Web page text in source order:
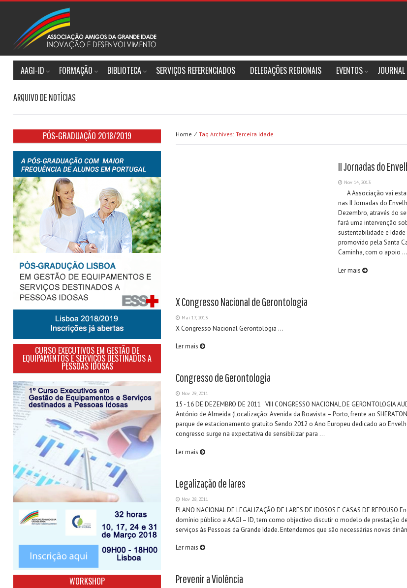
AAGI-ID FORMAÇÃO BIBLIOTECA SERVIÇOS REFERENCIADOS DELEGAÇÕES REGIONAIS EVENTOS
ARQUIVO DE NOTÍCIAS
PÓS-GRADUAÇÃO 2018/2019
CURSO EXECUTIVOS EM GESTÃO DE
EQUIPAMENTOS E SERVIÇOS DESTINADOS A
PESSOAS IDOSAS
WORKSHOP
Home ⁄ Tag Archives: Terceira Idade
II Jornadas do
Nov 14, 2013
A Associação vai
nas II Jornadas do
Dezembro, através do
fará uma intervenção
sustentabilidade e
promovido pela Santa
Caminha, com o apoio ...
Ler mais
X Congresso Nacional de Gerontologia
Mai 17, 2013
X Congresso Nacional Gerontologia ...
Ler mais
Congresso de Gerontologia
Nov 29, 2011
15 - 16 DE DEZEMBRO DE 2011 VIII CONGRESSO NACIONAL DE GERONTOLOGIA
António de Almeida (Localização: Avenida da Boavista – Porto, frente ao
parque de estacionamento gratuito Sendo 2012 o Ano Europeu dedicado ao
congresso surge na expectativa de sensibilizar para ...
Ler mais
Legalização de lares
Nov 28, 2011
PLANO NACIONAL DE LEGALIZAÇÃO DE LARES DE IDOSOS E CASAS DE
domínio público a AAGI – ID, tem como objectivo discutir o modelo de prestação
serviços às Pessoas da Grande Idade. Entendemos que são necessárias novas
Ler mais
Prevenir a Violência